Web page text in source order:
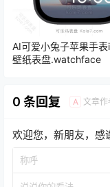
AI可爱小兔子苹果手
壁纸表盘.watchface
0 条回复 A 文章作
欢迎您，新朋友，感